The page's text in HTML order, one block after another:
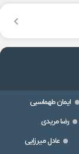
ایمان طهماسبی
رضا مریدی
عادل میرزایی